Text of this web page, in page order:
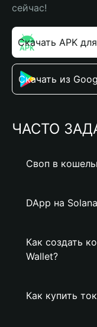
сейчас!
Скачать APK
Скачать из
ЧАСТО
Своп в
DApp на Solana
Как создать
Wallet?
Как купить